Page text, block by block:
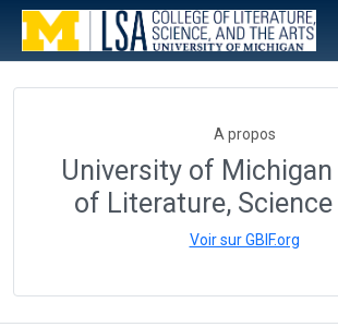
A propos
University of Michigan
of Literature,
Voir sur GBIF.org